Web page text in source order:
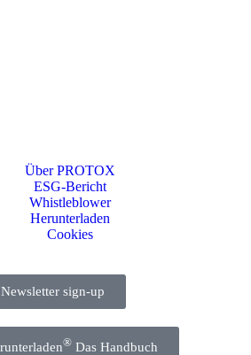
Über PROTOX
ESG-Bericht
Whistleblower
Herunterladen
Cookies
Newsletter sign-up
® Das Handbuch